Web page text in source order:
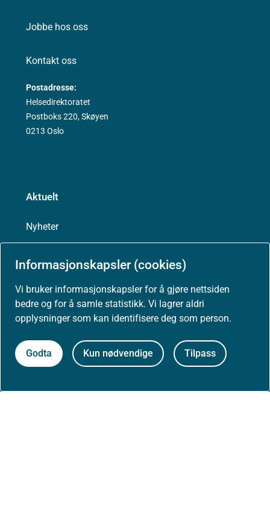
Informasjonskapsler (cookies)
Vi bruker informasjonskapsler for å gjøre nettsiden
bedre og for å samle statistikk. Vi lagrer aldri
opplysninger som kan identifisere deg som person.
Godta Kun nødvendige Tilpass
Jobbe hos oss
Kontakt oss
Postadresse:
Helsedirektoratet
Postboks 220, Skøyen
0213 Oslo
Aktuelt
Nyheter
Arrangementer
Høringer
Presse